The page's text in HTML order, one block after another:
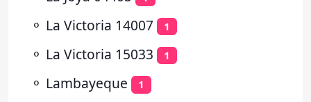
⚬ La Victoria 14007 1
⚬ La Victoria 15033 1
⚬ Lambayeque 1